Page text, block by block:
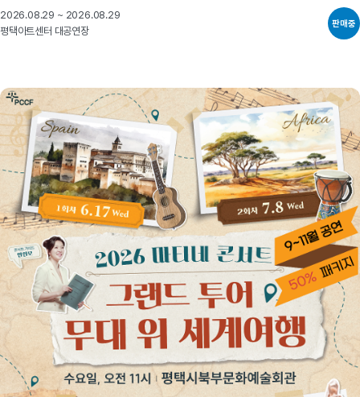
2026.08.29 ~ 2026.08.29
평택아트센터 대공연장
판매중